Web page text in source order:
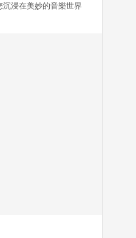
浸在美妙的音樂世界